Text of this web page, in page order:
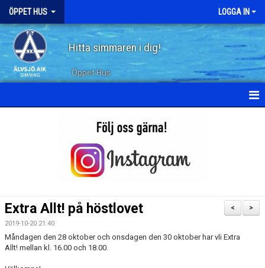
ÖPPET HUS LOGGA IN
Hitta simmaren i dig!
Öppet Hus
>
<
Extra Allt! på höstlovet
2019-10-20 21:40
Måndagen den 28 oktober och onsdagen den 30 oktober har vli Extra
Allt! mellan kl. 16.00 och 18.00.